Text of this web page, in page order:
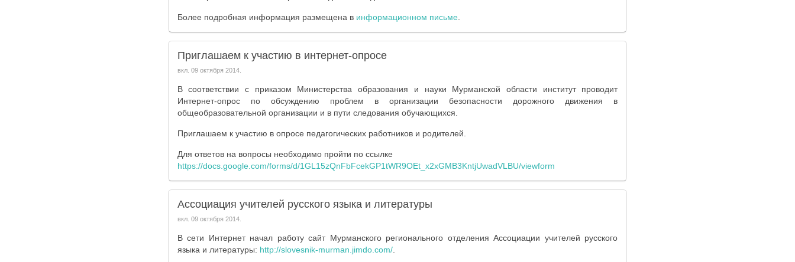
Более подробная информация размещена в информационном письме.
Приглашаем к участию в интернет-опросе
вкл. 09 октября 2014.
В соответствии с приказом Министерства образования и науки Мурманской области институт проводит
Интернет-опрос по обсуждению проблем в организации безопасности дорожного движения в
общеобразовательной организации и в пути следования обучающихся.
Приглашаем к участию в опросе педагогических работников и родителей.
Для ответов на вопросы необходимо пройти по ссылке
https://docs.google.com/forms/d/1GL15zQnFbFcekGP1tWR9OEt_x2xGMB3KntjUwadVLBU/viewform
Ассоциация учителей русского языка и литературы
вкл. 09 октября 2014.
В сети Интернет начал работу сайт Мурманского регионального отделения Ассоциации учителей русского
языка и литературы: http://slovesnik-murman.jimdo.com/.